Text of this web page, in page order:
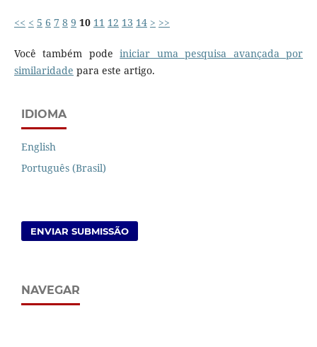
<< < 5 6 7 8 9 10 11 12 13 14 > >>
Você também podeiniciar uma pesquisa avançada por
similaridade para este artigo.
IDIOMA
English
Português (Brasil)
ENVIAR SUBMISSÃO
NAVEGAR